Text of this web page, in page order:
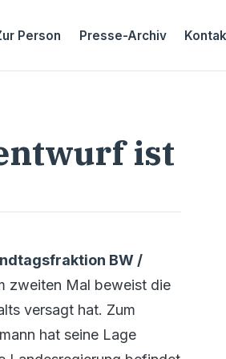
Person Presse-Archiv
ist
BW /
zweiten Mal beweist die
versagt hat. Zum
hat seine Lage